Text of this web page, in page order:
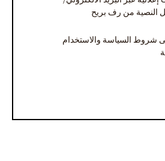
النصية من رف بريح
شروط السياسة والاستخدام